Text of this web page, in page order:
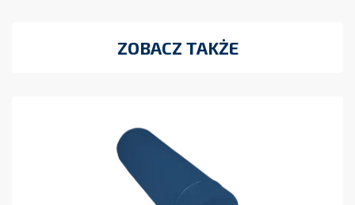
ZOBACZ TAKŻE